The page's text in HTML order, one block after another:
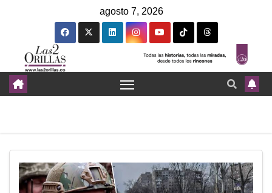
agosto 7, 2026